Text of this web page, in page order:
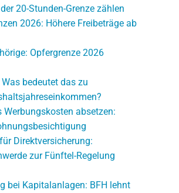
20-Stunden-Grenze zählen
2026: Höhere Freibeträge ab
Opfergrenze 2026
bedeutet das zu
Werbungskosten absetzen:
Direktversicherung:
zur Fünftel-Regelung
bei Kapitalanlagen: BFH lehnt